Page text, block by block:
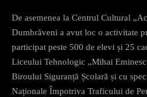
De asemenea la Centrul Cultural
Dumbrăveni a avut loc o activitate
participat peste 500 de elevi și 25
Liceului Tehnologic „Mihai
Biroului Siguranță Școlară și cu
Naționale Împotriva Traficului de